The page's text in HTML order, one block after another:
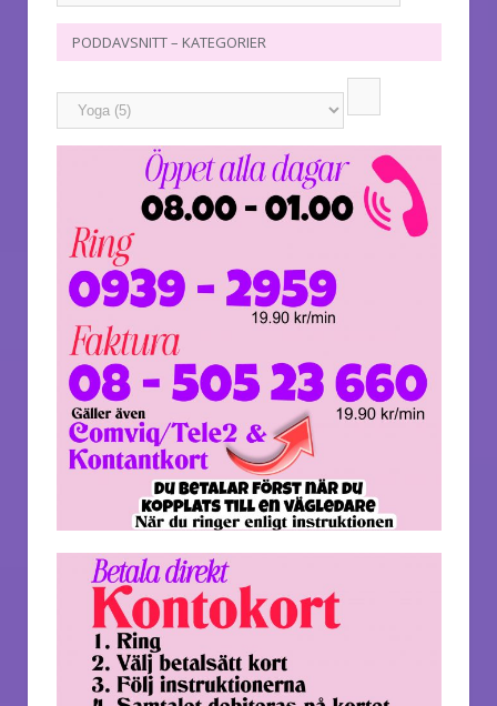
PODDAVSNITT – KATEGORIER